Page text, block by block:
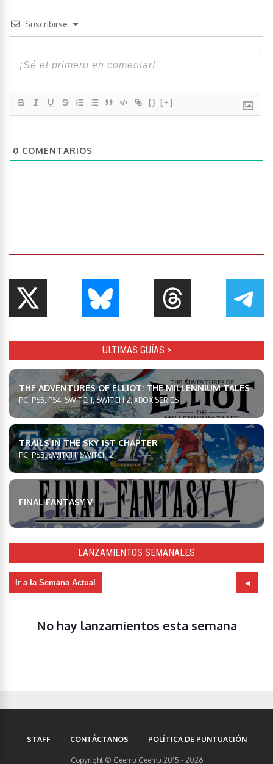
Suscribirse
{} [+]
0 COMENTARIOS
ULTIMAS GUÍAS >
THE ADVENTURES OF ELLIOT: THE MILLENNIUM TALES
PC, PS5, PS4, SWITCH, SWITCH 2, XBOX SERIES
TRAILS IN THE SKY 1ST CHAPTER
PC, PS5, SWITCH, SWITCH 2
FINAL FANTASY V
LANZAMIENTOS SEMANALES
Ir a la Semana Actual
No hay lanzamientos esta semana
STAFF CONTÁCTANOS POLÍTICA DE PUNTUACIÓN
Copyright © Geemu Geemu 2015 - 2026